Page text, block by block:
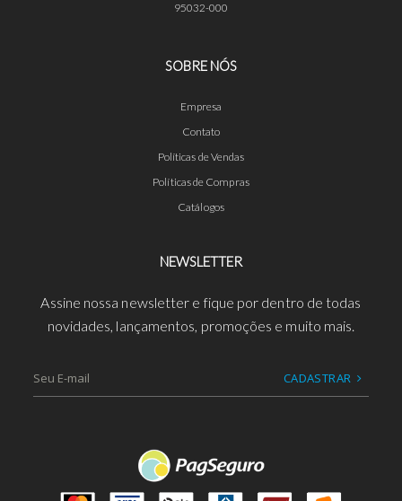
95032-000
SOBRE NÓS
Empresa
Contato
Políticas de Vendas
Políticas de Compras
Catálogos
NEWSLETTER
Assine nossa newsletter e fique por dentro de todas
novidades, lançamentos, promoções e muito mais.
CADASTRAR